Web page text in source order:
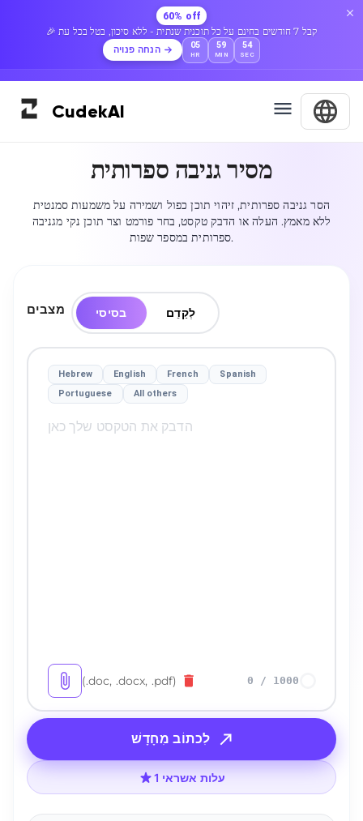
60% off
🎉 קבל 7 חודשים בחינם על כל תוכנית שנתית - ללא סיכון, בטל בכל עת
הנחה פנויה 05
HR
59
MIN
53
SEC
CudekAI
מסיר גניבה ספרותית
הסר גניבה ספרותית, זיהוי תוכן כפול ושמירה על משמעות סמנטית
ללא מאמץ. העלה או הדבק טקסט, בחר פורמט וצר תוכן נקי מגניבה
ספרותית במספר שפות.
מצבים בסיסי לְקַדֵם
Hebrew English French
Spanish
Portuguese
All others
(.doc, .docx, .pdf) 0 / 1000
לִכתוֹב מִחָדָשׁ
1 עלות אשראי